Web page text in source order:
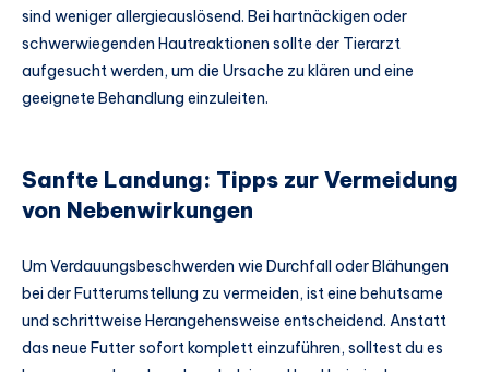
sind weniger allergieauslösend. Bei hartnäckigen oder
schwerwiegenden Hautreaktionen sollte der Tierarzt
aufgesucht werden, um die Ursache zu klären und eine
geeignete Behandlung einzuleiten.
Sanfte Landung: Tipps zur Vermeidung
von Nebenwirkungen
Um Verdauungsbeschwerden wie Durchfall oder Blähungen
bei der Futterumstellung zu vermeiden, ist eine behutsame
und schrittweise Herangehensweise entscheidend. Anstatt
das neue Futter sofort komplett einzuführen, solltest du es